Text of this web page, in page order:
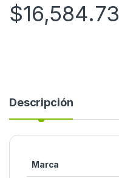
$16,584.73
Descripción
Marca